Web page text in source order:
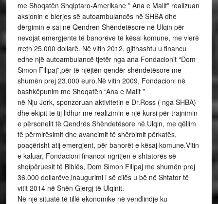
me Shoqatën Shqiptaro-Amerikane ” Ana e Malit” realizuan
aksionin e blerjes së autoambulancës në SHBA dhe
dërgimin e saj në Qendren Shëndetësore në Ulqin për
nevojat emergjente të banorëve të kësai komune, me vlerë
rreth 25.000 dollarë. Në vitin 2012, gjithashtu u financu
edhe një autoambulancë tjetër nga ana Fondacionit “Dom
Simon Filipaj”,për të njëjtën qendër shëndetësore me
shumën prej 23.000 euro.Në vitin 2009, Fondacioni në
bashkëpunim me Shoqatën “Ana e Malit ”
në Nju Jork, sponzoruan aktivitetin e Dr.Ross ( nga SHBA)
dhe ekipit te tij lidhur me realizimin e një kursi për trajnimin
e përsonelit të Qendrës Shëndetësore në Ulqin, me qëllim
të përmirësimit dhe avancimit të shërbimit përkatës,
poaçërisht atij emergjent, për banorët e kësaj komune.Vitin
e kaluar, Fondacioni financoi ngritjen e shtatorës së
shqipëruesit të Biblës, Dom Simon Filipaj me shumën prej
36.000 dollarëve,inaugurimi i së cilës u bë në Shtator të
vitit 2014 në Shën Gjergj të Ulqinit.
Në një situatë të tillë ekonomike në vendlindje ku